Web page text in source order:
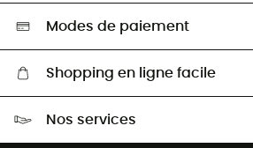
Aide & Contact
Sélection éco-responsable
Modes de paiement
Shopping en ligne facile
Nos services